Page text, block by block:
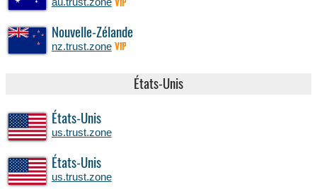
VIP
Nouvelle-Zélande
nz.trust.zone VIP
États-Unis
États-Unis
us.trust.zone
États-Unis
us.trust.zone